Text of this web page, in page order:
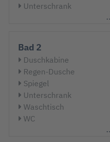
Unterschrank
Bad 2
Duschkabine
Regen-Dusche
Spiegel
Unterschrank
Waschtisch
WC